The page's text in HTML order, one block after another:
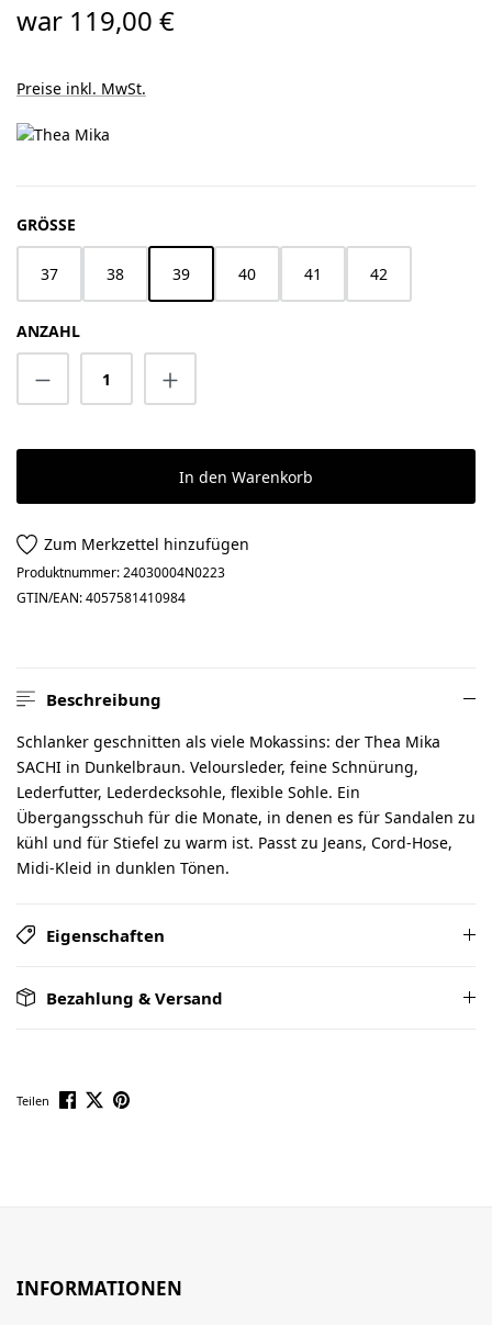
war 119,00 €
Preise inkl. MwSt.
GRÖSSE
37 38 39 40 41 42
ANZAHL
Produkt Anzahl: Gib den gewünschten
In den Warenkorb
Zum Merkzettel hinzufügen
Produktnummer:24030004N0223
GTIN/EAN:4057581410984
Beschreibung
Schlanker geschnitten als viele Mokassins: der Thea Mika
SACHI in Dunkelbraun. Veloursleder, feine Schnürung,
Lederfutter, Lederdecksohle, flexible Sohle. Ein
Übergangsschuh für die Monate, in denen es für Sandalen zu
kühl und für Stiefel zu warm ist. Passt zu Jeans, Cord-Hose,
Midi-Kleid in dunklen Tönen.
Eigenschaften
Bezahlung & Versand
Teilen
INFORMATIONEN